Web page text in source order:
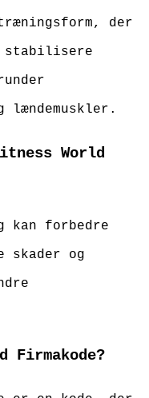
der
stabilisere
lændemuskler.
World
kan forbedre
skader og
Firmakode?